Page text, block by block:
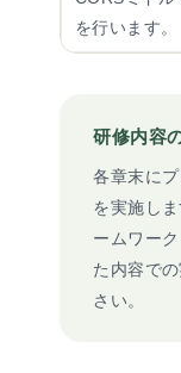
を行います。
研修内容
各章末に
を実施し
ームワー
た内容で
さい。